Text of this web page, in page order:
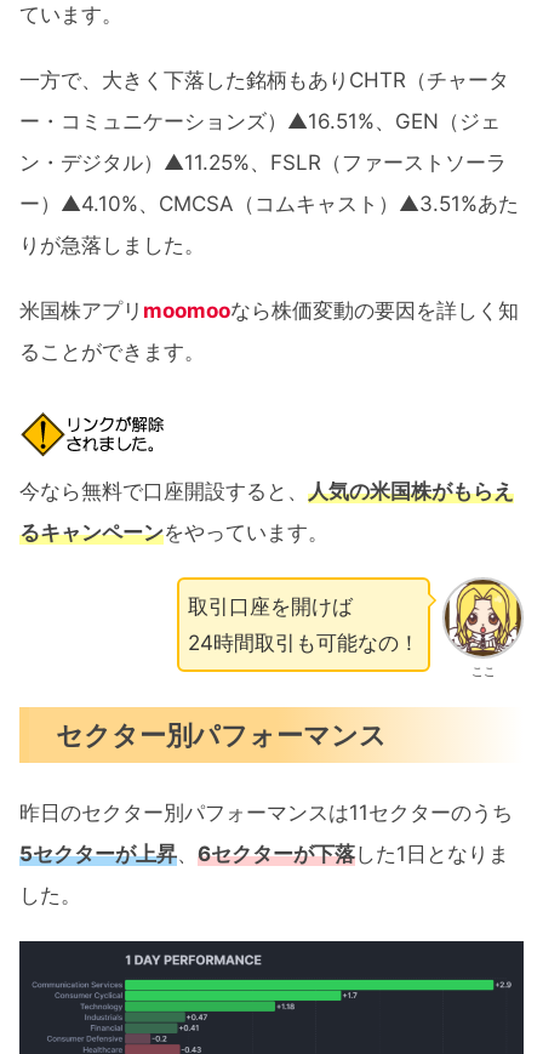
ています。
一方で、大きく下落した銘柄もありCHTR（チャータ
ー・コミュニケーションズ）▲16.51%、GEN（ジェ
ン・デジタル）▲11.25%、FSLR（ファーストソーラ
ー）▲4.10%、CMCSA（コムキャスト）▲3.51%あた
りが急落しました。
米国株アプリ moomooなら株価変動の要因を詳しく知
ることができます。
今なら無料で口座開設すると、 人気の米国株がもらえ
るキャンペーンをやっています。
ここ
取引口座を開けば
24時間取引も可能なの！
セクター別パフォーマンス
昨日のセクター別パフォーマンスは11セクターのうち
5セクターが上昇、 6セクターが下落した1日となりま
した。